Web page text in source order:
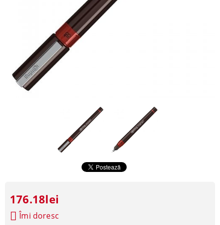
176.18lei
Îmi doresc